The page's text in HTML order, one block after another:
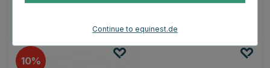
10
Continue to equinest.de